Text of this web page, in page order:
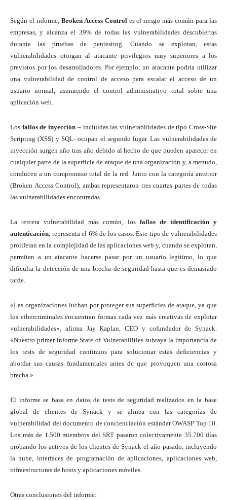
Según el informe, Broken Access Control es el riesgo más común para las
empresas, y alcanza el 39% de todas las vulnerabilidades descubiertas
durante las pruebas de pentesting. Cuando se explotan, estas
vulnerabilidades otorgan al atacante privilegios muy superiores a los
previstos por los desarrolladores. Por ejemplo, un atacante podría utilizar
una vulnerabilidad de control de acceso para escalar el acceso de un
usuario normal, asumiendo el control administrativo total sobre una
aplicación web.
Los fallos de inyección – incluidas las vulnerabilidades de tipo Cross-Site
Scripting (XSS) y SQL- ocupan el segundo lugar. Las vulnerabilidades de
inyección surgen año tras año debido al hecho de que pueden aparecer en
cualquier parte de la superficie de ataque de una organización y, a menudo,
conducen a un compromiso total de la red. Junto con la categoría anterior
(Broken Access Control), ambas representaron tres cuartas partes de todas
las vulnerabilidades encontradas.
La tercera vulnerabilidad más común, los fallos de identificación y
autenticación , representa el 6% de los casos. Este tipo de vulnerabilidades
proliferan en la complejidad de las aplicaciones web y, cuando se explotan,
permiten a un atacante hacerse pasar por un usuario legítimo, lo que
dificulta la detección de una brecha de seguridad hasta que es demasiado
tarde.
«Las organizaciones luchan por proteger sus superficies de ataque, ya que
los cibercriminales encuentran formas cada vez más creativas de explotar
vulnerabilidades», afirma Jay Kaplan, CEO y cofundador de Synack.
«Nuestro primer informe State of Vulnerabilities subraya la importancia de
los tests de seguridad continuos para solucionar estas deficiencias y
abordar sus causas fundamentales antes de que provoquen una costosa
brecha.»
El informe se basa en datos de tests de seguridad realizados en la base
global de clientes de Synack y se alinea con las categorías de
vulnerabilidad del documento de concienciación estándar OWASP Top 10.
Los más de 1.500 miembros del SRT pasaron colectivamente 35.700 días
probando los activos de los clientes de Synack el año pasado, incluyendo
la nube, interfaces de programación de aplicaciones, aplicaciones web,
infraestructuras de hosts y aplicaciones móviles.
Otras conclusiones del informe: